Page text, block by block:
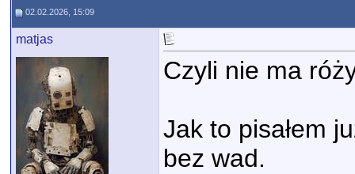
02.02.2026, 15:09
matjas
Czyli nie ma
Jak to pisałem
bez wad.